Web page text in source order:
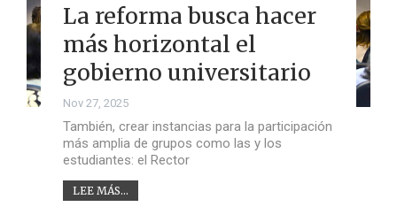
La reforma busca hacer
más horizontal el
gobierno universitario
Nov 27, 2025
También, crear instancias para la participación
más amplia de grupos como las y los
estudiantes: el Rector
LEE MÁS...